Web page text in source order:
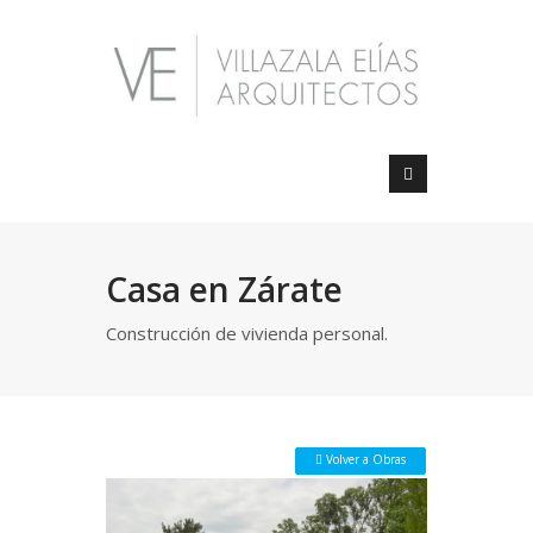
Casa en Zárate
Construcción de vivienda personal.
Volver a Obras